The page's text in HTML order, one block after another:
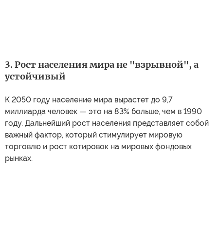
3. Рост населения мира не "взрывной", а
устойчивый
К 2050 году население мира вырастет до 9,7
миллиарда человек — это на 83% больше, чем в 1990
году. Дальнейший рост населения представляет собой
важный фактор, который стимулирует мировую
торговлю и рост котировок на мировых фондовых
рынках.